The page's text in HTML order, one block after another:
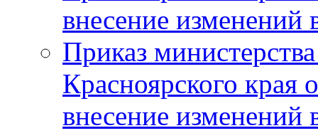
внесение изменений
Приказ
Красноярского
внесение изменений